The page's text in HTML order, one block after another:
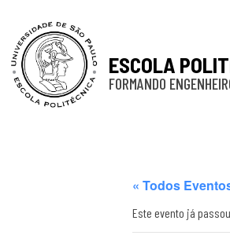
ESCOLA
FORMANDO
« Todos
Este evento já